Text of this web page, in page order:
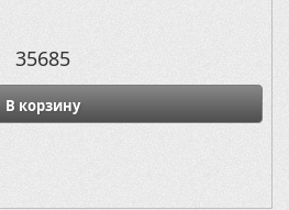
35685
В корзину